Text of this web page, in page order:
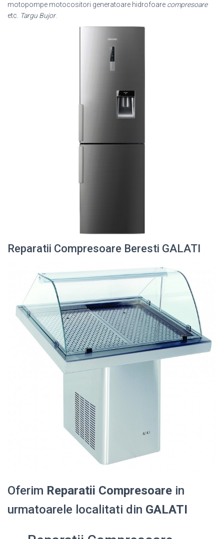
motopompe motocositori generatoare hidrofoare compresoare
etc. Targu Bujor.
Reparatii Compresoare Beresti GALATI
Oferim Reparatii Compresoare in
urmatoarele localitati din GALATI